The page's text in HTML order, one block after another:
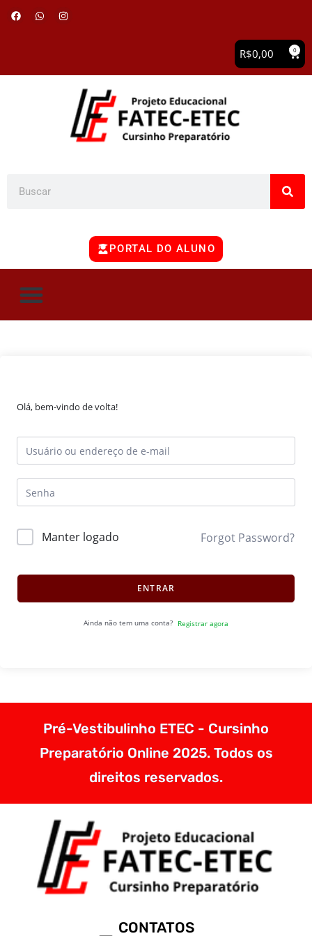
R$0,00 0
PORTAL DO ALUNO
Olá, bem-vindo de volta!
Manter logado Forgot Password?
ENTRAR
Ainda não tem uma conta? Registrar agora
Pré-Vestibulinho ETEC - Cursinho
Preparatório Online 2025. Todos os
direitos reservados.
CONTATOS